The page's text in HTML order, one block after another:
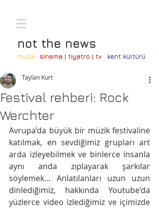
not the news
müzik sinema | tiyatro | tv kent kültürü
Festival rehberi: Rock
Werchter
Taylan Kurt
Avrupa’da büyük bir müzik festivaline
katılmak, en sevdiğimiz grupları art
arda izleyebilmek ve binlerce insanla
aynı anda zıplayarak şarkılar
söylemek… Anlatılanları uzun uzun
dinlediğimiz, hakkında Youtube’da
yüzlerce video izlediğimiz ve içimizde